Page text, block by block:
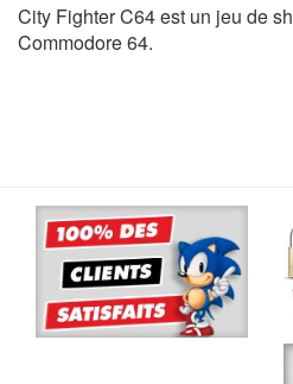
City Fighter C64 est un jeu de
Commodore 64.